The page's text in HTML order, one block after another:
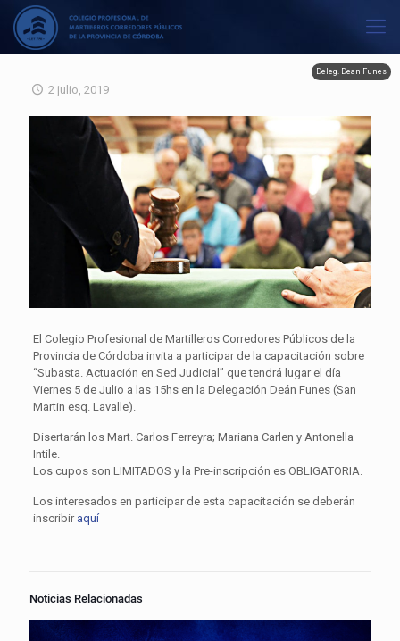
2 julio, 2019
El Colegio Profesional de Martilleros Corredores Públicos de la
Provincia de Córdoba invita a participar de la capacitación sobre
“Subasta. Actuación en Sed Judicial” que tendrá lugar el día
Viernes 5 de Julio a las 15hs en la Delegación Deán Funes (San
Martin esq. Lavalle).
Disertarán los Mart. Carlos Ferreyra; Mariana Carlen y Antonella
Intile.
Los cupos son LIMITADOS y la Pre-inscripción es OBLIGATORIA.
Los interesados en participar de esta capacitación se deberán
inscribir aquí
Noticias Relacionadas
Deleg. Dean Funes